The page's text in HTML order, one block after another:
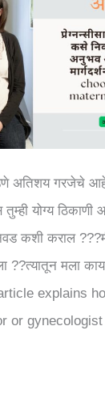
अतिशय गरजेचे
योग्य
कशी कराल
??त्यातून मला
explains
or